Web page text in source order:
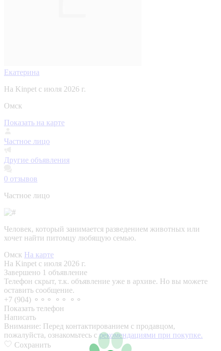
Екатерина
На Kinpet c июля 2026 г.
Омск
Показать на карте
Частное лицо
Другие объявления
0 отзывов
Частное лицо
Человек, который занимается разведением животных или
хочет найти питомцу любящую семью.
Омск На карте
На Kinpet c июля 2026 г.
Завершено 1 объявление
Телефон скрыт, т.к. объявление уже в архиве. Но вы можете
оставить сообщение.
+7 (904) ⚬⚬⚬ ⚬⚬ ⚬⚬
Показать телефон
Написать
Внимание: Перед контактированием с продавцом,
пожалуйста, ознакомьтесь срекомендациями при покупке.
Сохранить